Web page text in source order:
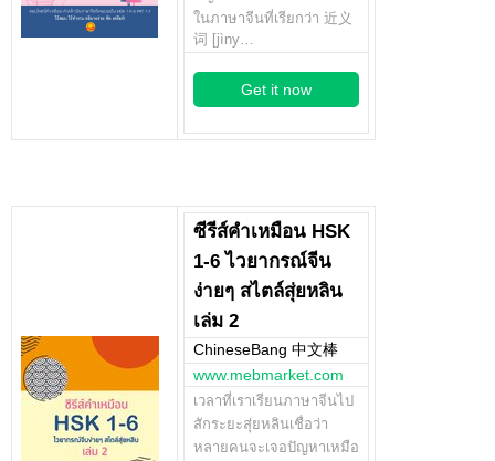
ในภาษาจีนที่เรียกว่า 近义
词 [jìny…
Get it now
ซีรีส์คำเหมือน HSK
1-6 ไวยากรณ์จีน
ง่ายๆ สไตล์สุ่ยหลิน
เล่ม 2
ChineseBang 中文棒
www.mebmarket.com
เวลาที่เราเรียนภาษาจีนไป
สักระยะสุ่ยหลินเชื่อว่า
หลายคนจะเจอปัญหาเหมือ